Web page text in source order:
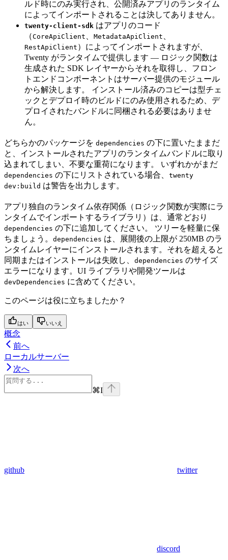
ルド時にのみ実行され、公開済みアプリのランタイム
によってインポートされることは決してありません。
twenty-client-sdk はアプリのコード
（CoreApiClient 、 MetadataApiClient 、
RestApiClient ）によってインポートされますが、
Twenty がランタイムで提供します — ロジック関数は
生成された SDK レイヤーからそれを取得し、フロン
トエンドコンポーネントはサーバー提供のモジュール
から解決します。 インストール済みのコピーは型チェ
ックとデプロイ時のビルドにのみ使用されるため、デ
プロイされたバンドルに同梱される必要はありませ
ん。
どちらかのパッケージを dependencies の下に置いたままだ
と、インストールされたアプリのランタイムバンドルに取り
込まれてしまい、不要な重荷になります。 いずれかがまだ
dependencies の下にリストされている場合、 twenty
dev:build は警告を出力します。
アプリ独自のランタイム依存関係（ロジック関数が実際にラ
ンタイムでインポートするライブラリ）は、通常どおり
dependencies の下に追加してください。 ツリーを軽量に保
ちましょう。 dependencies は、展開後の上限が 250MB のラ
ンタイムレイヤーにインストールされます。それを超えると
同期またはインストールは失敗し、 dependencies のサイズ
エラーになります。UI ライブラリや開発ツールは
devDependencies に含めてください。
このページは役に立ちましたか？
はい いいえ
概念
前へ
ローカルサーバー
次へ
⌘I
github twitter
discord